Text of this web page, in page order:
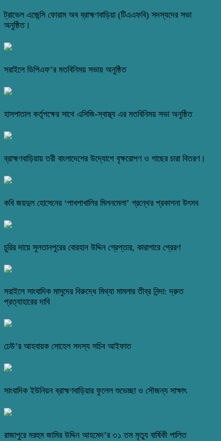
ট্রাভেল এজেন্সি ফোরাম অব ব্রাহ্মণবাড়িয়া (টিএএফবি) সদস্যদের সভা
অনুষ্ঠিত।
সরাইলে ডিপিএফ’র মতবিনিময় সভায় অনুষ্ঠিত
হাসপাতাল কর্তৃপক্ষের সাথে এসিজি-স্বাস্থ্য এর মতবিনিময় সভা অনুষ্ঠিত
ব্রাহ্মণবাড়িয়ায় তরী বাংলাদেশের উদ্যোগে বৃক্ষরোপণ ও গাছের চারা বিতরণ।
কবি জয়দুল হোসেনের ‘পাখপাখালির মিলনমেলা’ গ্রন্থের প্রকাশনা উৎসব
চুরির দায়ে সুলতানপুরের বোরহান উদ্দিন গ্রেপ্তার, কারাগারে প্রেরণ
সরাইলে সাংবাদিক মাসুদের বিরুদ্ধে মিথ্যা মামলার তীব্র নিন্দা: দ্রুত
প্রত্যাহারের দাবি
ঢেউ’র আহবায়ক সোহেল সদস্য সচিব আইফাত
সাংবাদিক ইউনিয়ন ব্রাহ্মণবাড়িয়ার ফুলেল শুভেচ্ছা ও সৌজন্য সাক্ষাৎ
রাজাপুরে মরহুম জামির উদ্দিন আহমেদ’র ৩১ তম মৃত্যু বার্ষিকী পালিত